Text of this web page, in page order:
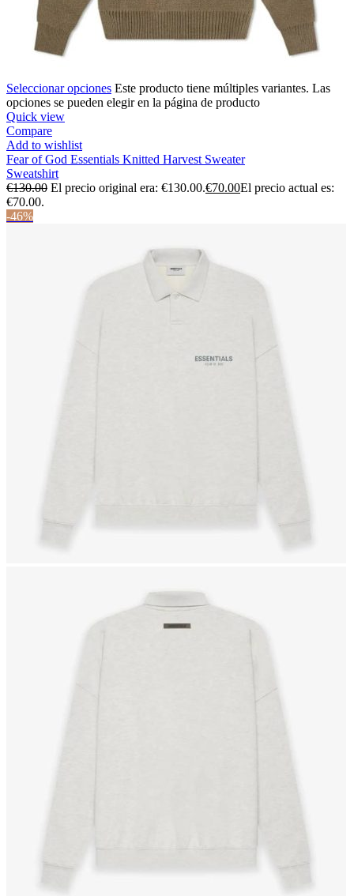
Seleccionar opciones Este producto tiene múltiples variantes. Las
opciones se pueden elegir en la página de producto
Quick view
Compare
Add to wishlist
Fear of God Essentials Knitted Harvest Sweater
Sweatshirt
€130.00 El precio original era: €130.00.€70.00El precio actual es:
€70.00.
-46%